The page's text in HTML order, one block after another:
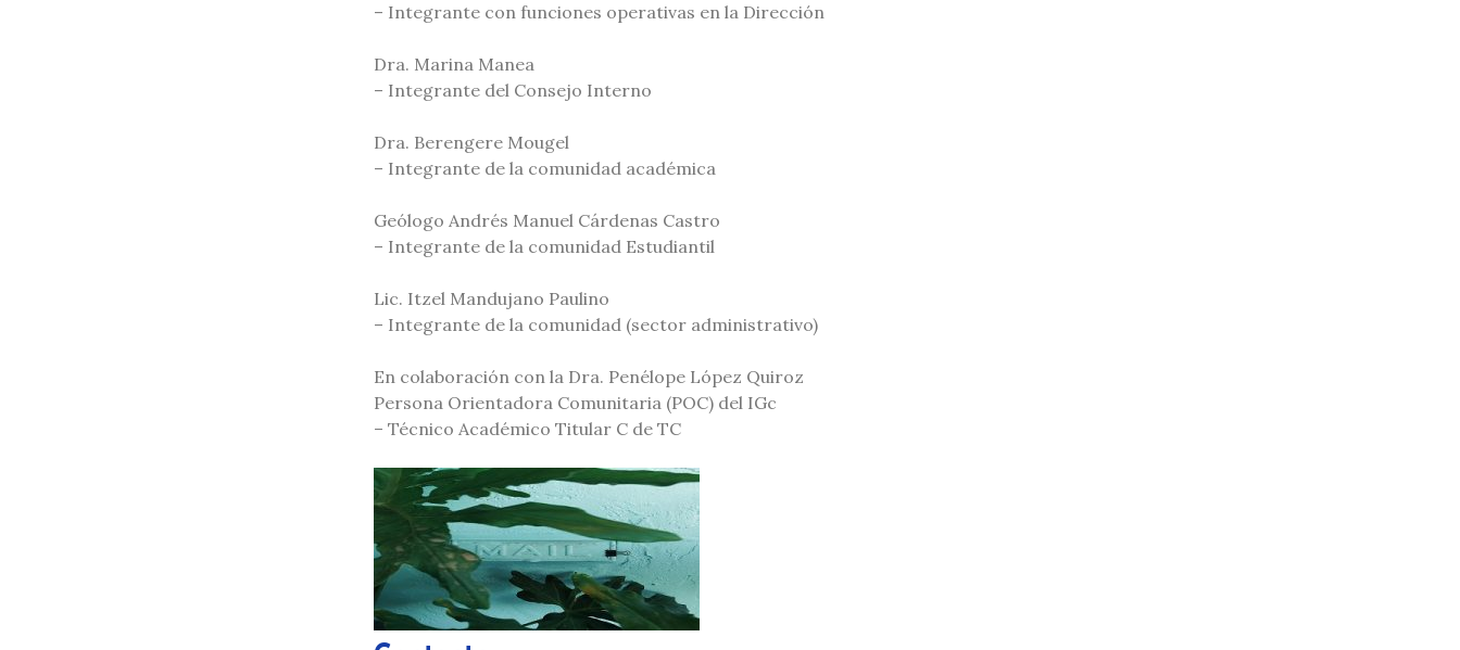
– Integrante con funciones operativas en la Dirección
Dra. Marina Manea
– Integrante del Consejo Interno
Dra. Berengere Mougel
– Integrante de la comunidad académica
Geólogo Andrés Manuel Cárdenas Castro
– Integrante de la comunidad Estudiantil
Lic. Itzel Mandujano Paulino
– Integrante de la comunidad (sector administrativo)
En colaboración con la Dra. Penélope López Quiroz
Persona Orientadora Comunitaria (POC) del IGc
– Técnico Académico Titular C de TC